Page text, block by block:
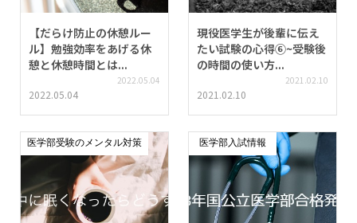
【だらけ防止の休憩ルー
ル】勉強効率をあげる休
憩と休憩時間とは...
2022.05.04
2022.05.04
現役医学生が後輩に伝え
たい試験の心得⑥~受験後
の時間の使い方...
2021.02.10
2021.02.10
医学部受験のメンタル対策 医学部入試情報